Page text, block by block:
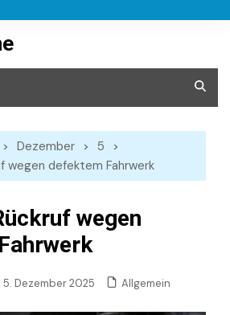
Dezember
5
wegen defektem Fahrwerk
wegen
5. Dezember 2025 Allgemein